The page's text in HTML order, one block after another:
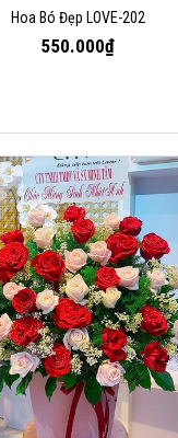
Hoa Bó Đẹp LOVE-202
550.000₫